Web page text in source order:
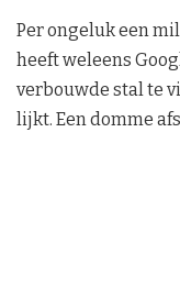
Per ongeluk een
heeft weleens
verbouwde stal te
lijkt. Een domme